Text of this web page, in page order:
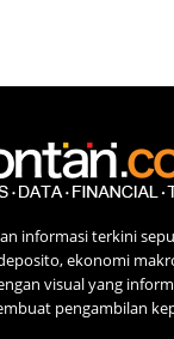
informasi terkini
ekonomi
visual yang
pengambilan